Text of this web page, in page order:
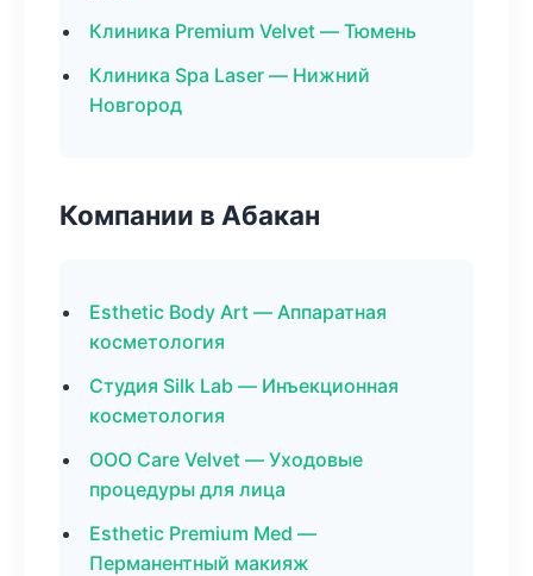
Клиника Premium Velvet — Тюмень
Клиника Spa Laser — Нижний
Новгород
Компании в Абакан
Esthetic Body Art — Аппаратная
косметология
Студия Silk Lab — Инъекционная
косметология
ООО Care Velvet — Уходовые
процедуры для лица
Esthetic Premium Med —
Перманентный макияж